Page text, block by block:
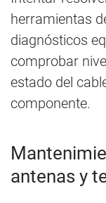
herramientas
diagnósticos
comprobar
estado del
componente.
antenas y